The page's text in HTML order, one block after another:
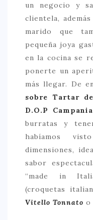
un negocio y
clientela,
marido que
pequeña joya
en la cocina se
ponerte un
más llegar. De
sobre Tartar
D.O.P Campania
burratas y
habíamos
dimensiones,
sabor
“made in
(croquetas
Vitello Tonnato o